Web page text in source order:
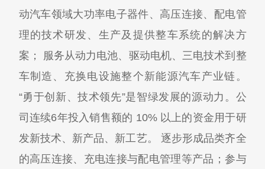
动汽车领域大功率电子器件、高压连接、配电管
理的技术研发、生产及提供整车系统的解决方
案； 服务从动力电池、驱动电机、三电技术到整
车制造、充换电设施整个新能源汽车产业链。
“勇于创新、技术领先”是智绿发展的源动力。公
司连续6年投入销售额的 10% 以上的资金用于研
发新技术、新产品、新工艺。 逐步形成品类齐全
的高压连接、充电连接与配电管理等产品；参与